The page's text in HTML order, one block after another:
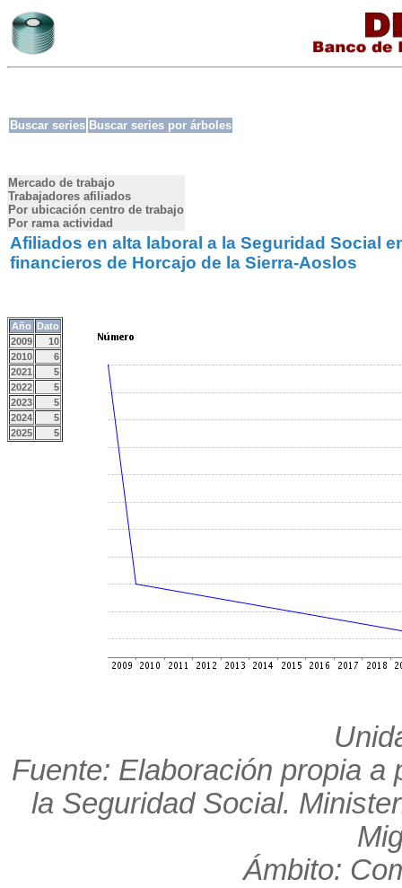
Buscar series Buscar series por árboles
Mercado de trabajo
Trabajadores afiliados
Por ubicación centro de trabajo
Por rama actividad
Afiliados en alta laboral a la Seguridad Social
financieros de Horcajo de la Sierra-Aoslos
Año Dato
2009
10
2010
6
2021
5
2022
5
2023
5
2024
5
2025
5
Fuente: Elaboración propia a
la Seguridad Social.
Ámbito: